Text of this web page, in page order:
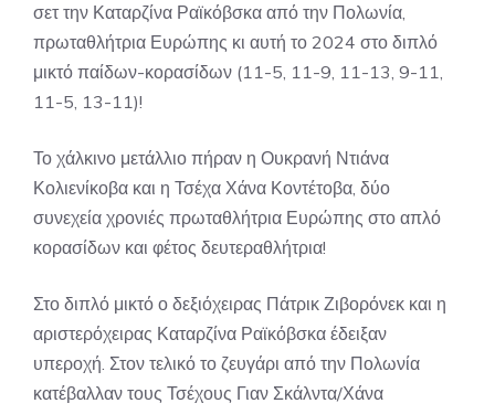
σετ την Καταρζίνα Ραϊκόβσκα από την Πολωνία,
πρωταθλήτρια Ευρώπης κι αυτή το 2024 στο διπλό
μικτό παίδων-κορασίδων (11-5, 11-9, 11-13, 9-11,
11-5, 13-11)!
Το χάλκινο μετάλλιο πήραν η Ουκρανή Ντιάνα
Κολιενίκοβα και η Τσέχα Χάνα Κοντέτοβα, δύο
συνεχεία χρονιές πρωταθλήτρια Ευρώπης στο απλό
κορασίδων και φέτος δευτεραθλήτρια!
Στο διπλό μικτό ο δεξιόχειρας Πάτρικ Ζιβορόνεκ και η
αριστερόχειρας Καταρζίνα Ραϊκόβσκα έδειξαν
υπεροχή. Στον τελικό το ζευγάρι από την Πολωνία
κατέβαλλαν τους Τσέχους Γιαν Σκάλντα/Χάνα